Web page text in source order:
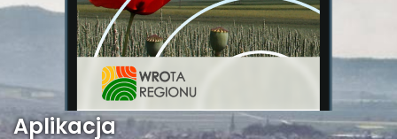
Aplikacja